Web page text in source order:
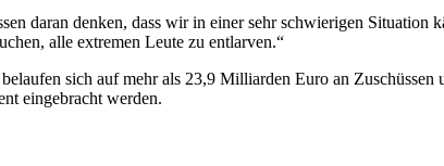
daran denken, dass wir in einer sehr schwierigen
alle extremen Leute zu entlarven.“
sich auf mehr als 23,9 Milliarden Euro an
eingebracht werden.